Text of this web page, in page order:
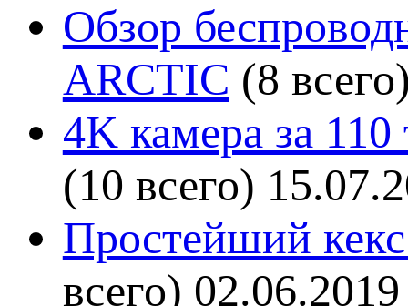
Обзор
ARCTIC (8
4K камера за
(10 всего)
Простейший кекс
всего) 02.06.2019